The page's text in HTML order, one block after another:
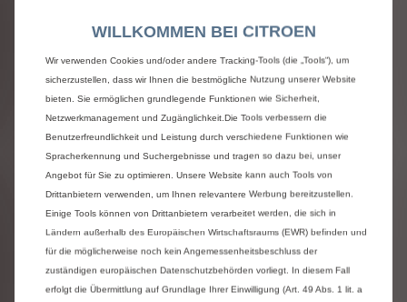
Elektrische Parkbremse
Fenster und Türen
Schiebetür rechts manuell
Elektrische Fensterheber in Reihe 1
Hecktüren, 180° öffnend, verblecht
Zentralverriegelung, 2 Funk-Schlüssel
Geschwindigkeitsregler und -begrenzer
Laderaum
WILLKOMMEN BEI CITROEN
Wir verwenden Cookies und/oder andere Tracking-Tools (die „Tools“), um
sicherzustellen, dass wir Ihnen die bestmögliche Nutzung unserer Website
bieten. Sie ermöglichen grundlegende Funktionen wie Sicherheit,
Netzwerkmanagement und Zugänglichkeit.Die Tools verbessern die
Benutzerfreundlichkeit und Leistung durch verschiedene Funktionen wie
Spracherkennung und Suchergebnisse und tragen so dazu bei, unser
Angebot für Sie zu optimieren. Unsere Website kann auch Tools von
Drittanbietern verwenden, um Ihnen relevantere Werbung bereitzustellen.
Einige Tools können von Drittanbietern verarbeitet werden, die sich in
Ländern außerhalb des Europäischen Wirtschaftsraums (EWR) befinden und
für die möglicherweise noch kein Angemessenheitsbeschluss der
zuständigen europäischen Datenschutzbehörden vorliegt. In diesem Fall
erfolgt die Übermittlung auf Grundlage Ihrer Einwilligung (Art. 49 Abs. 1 lit. a